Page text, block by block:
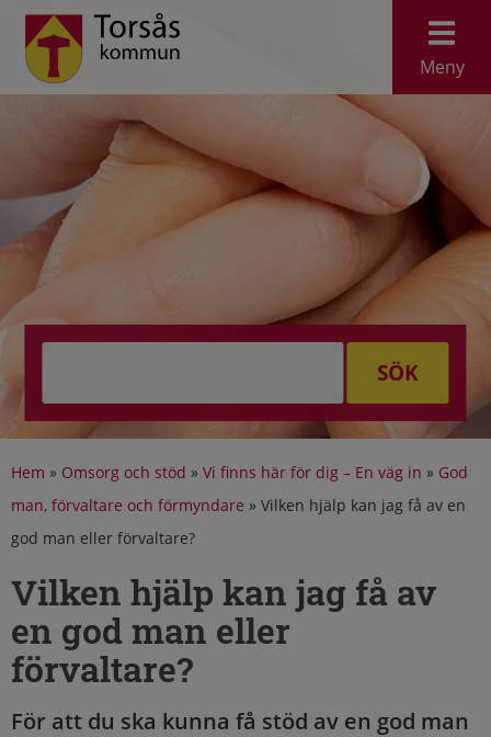
Meny
SÖK
Hem » Omsorg och stöd » Vi finns här för dig – En väg in » God
man, förvaltare och förmyndare » Vilken hjälp kan jag få av en
god man eller förvaltare?
Vilken hjälp kan jag få av
en god man eller
förvaltare?
För att du ska kunna få stöd av en god man